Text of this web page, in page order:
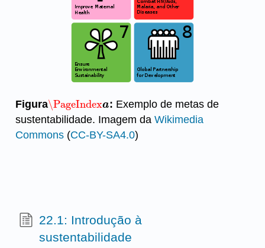
Figura\PageIndexa
\PageIndexa : Exemplo de metas de
sustentabilidade. Imagem da Wikimedia
Commons(CC-BY-SA4.0)
22.1: Introdução à
sustentabilidade